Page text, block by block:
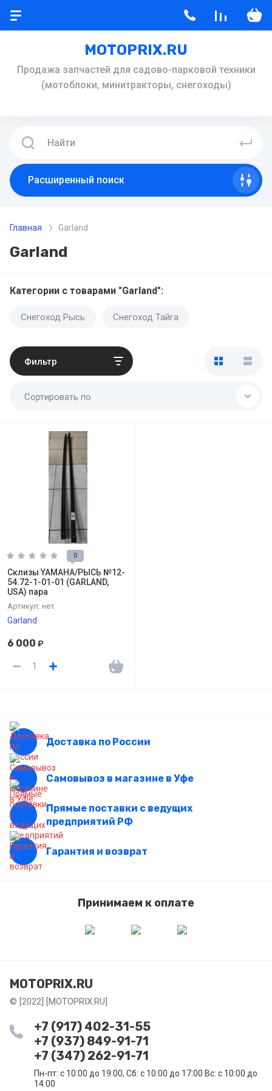
MOTOPRIX.RU
Продажа запчастей для садово-парковой техники
(мотоблоки, минитракторы, снегоходы)
Расширенный поиск
Главная Garland
Garland
Категории с товарами "Garland":
Снегоход Рысь Снегоход Тайга
Фильтр
Сортировать по
0
Склизы YAMAHA/РЫСЬ №12-
54.72-1-01-01 (GARLAND,
USA) пара
Артикул: нет
Garland
6 000 ₽
Доставка по России
Самовывоз в магазине в Уфе
Прямые поставки с ведущих
предприятий РФ
Гарантия и возврат
Принимаем к оплате
MOTOPRIX.RU
© [2022] [MOTOPRIX.RU]
+7 (917) 402-31-55
+7 (937) 849-91-71
+7 (347) 262-91-71
Пн-пт: с 10:00 до 19:00, Сб: с 10:00 до 17:00 Вс: с 10:00 до
14:00